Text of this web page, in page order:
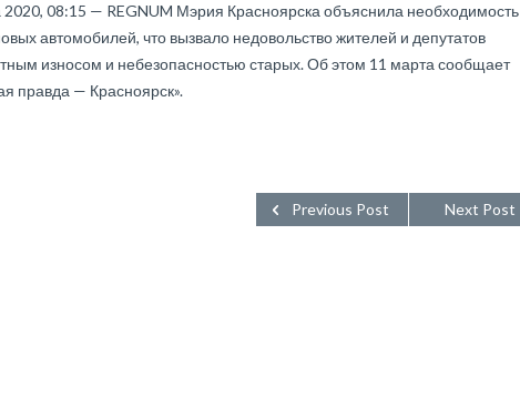
2020, 08:15 — REGNUM Мэрия Красноярска объяснила необходимость
автомобилей, что вызвало недовольство жителей и депутатов
износом и небезопасностью старых. Об этом 11 марта сообщает
правда — Красноярск».
Next Post
Previous Post